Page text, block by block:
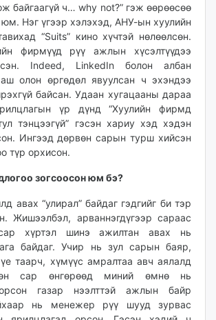
байгаагүй ч… why not?” гэж өөрөөсөө
Нэг үгээр хэлэхэд, АНУ-ын хуулийн
“Suits” кино хүчтэй нөлөөлсөн.
фирмүүд рүү ажлын хүсэлтүүдээ
Indeed, Linke­dIn болон албан
олон өргөдөл явуулсан ч эхэндээ
байсан. Удаан хугацааны дараа
үр дүнд “Хуулийн фирмд
тэнцээгүй” гэсэн хариу хэд хэдэн
Ингээд дөрвөн сарын турш хийсэн
түр орхисон.
зогсоосон юм бэ?
авах “улирал” байдаг гэдгийг би тэр
Жишээлбэл, арваннэгдүгээр сараас
хүртэл шинэ ажилтан авах нь
байдаг. Учир нь зул сарын баяр,
таарч, хүмүүс амралтаа авч аялалд
сар өнгөрөөд миний өмнө нь
газар нээлттэй ажлын байр
нь менежер рүү шууд зурвас